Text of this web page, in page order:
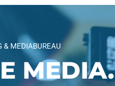
& MEDIABUREAU
MEDIA.